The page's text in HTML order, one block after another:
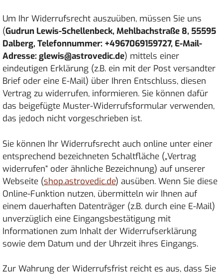
Um Ihr Widerrufsrecht auszuüben, müssen Sie uns
(Gudrun Lewis-Schellenbeck, Mehlbachstraße 8, 55595
Dalberg, Telefonnummer: +4967069159727, E-Mail-
Adresse: glewis@astrovedic.de) mittels einer
eindeutigen Erklärung (z.B. ein mit der Post versandter
Brief oder eine E-Mail) über Ihren Entschluss, diesen
Vertrag zu widerrufen, informieren. Sie können dafür
das beigefügte Muster-Widerrufsformular verwenden,
das jedoch nicht vorgeschrieben ist.
Sie können Ihr Widerrufsrecht auch online unter einer
entsprechend bezeichneten Schaltfläche („Vertrag
widerrufen“ oder ähnliche Bezeichnung) auf unserer
Webseite (shop.astrovedic.de) ausüben. Wenn Sie diese
Online-Funktion nutzen, übermitteln wir Ihnen auf
einem dauerhaften Datenträger (z.B. durch eine E-Mail)
unverzüglich eine Eingangsbestätigung mit
Informationen zum Inhalt der Widerrufserklärung
sowie dem Datum und der Uhrzeit ihres Eingangs.
Zur Wahrung der Widerrufsfrist reicht es aus, dass Sie